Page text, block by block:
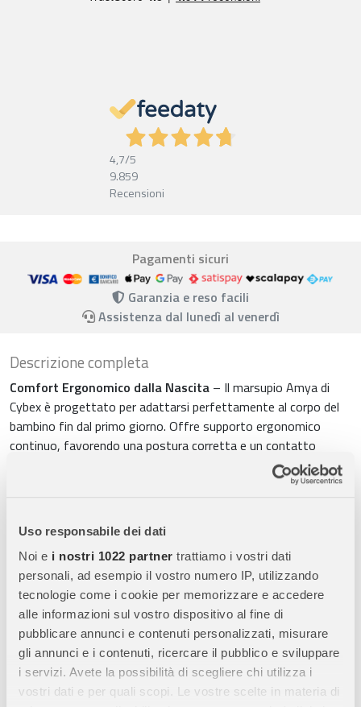
Uso responsabile dei dati
Noi e i nostri 1022 partner trattiamo i vostri dati
personali, ad esempio il vostro numero IP, utilizzando
tecnologie come i cookie per memorizzare e accedere
alle informazioni sul vostro dispositivo al fine di
pubblicare annunci e contenuti personalizzati, misurare
gli annunci e i contenuti, ricercare il pubblico e sviluppare
i servizi. Avete la possibilità di scegliere chi utilizza i
vostri dati e per quali scopi. Le vostre scelte in materia di
4,7/5
9.859
Recensioni
Pagamenti sicuri
Garanzia e reso facili
Assistenza dal lunedì al venerdì
Descrizione completa
Comfort Ergonomico dalla Nascita – Il marsupio Amya di
Cybex è progettato per adattarsi perfettamente al corpo del
bambino fin dal primo giorno. Offre supporto ergonomico
continuo, favorendo una postura corretta e un contatto
ravvicinato che rafforza il legame genitore-bambino.
regolazioni semplici e intuitive permettono di adattare Amya
alle diverse fasi di sviluppo, garantendo sempre comfort,
sicurezza e libertà di movimento.
Quattro Posizioni di Trasporto
– Amya offre
4 posizioni
ergonomiche
: frontale verso l’interno per neonati, frontale
verso l’interno, frontale verso l’esterno e trasporto sulla
schiena. Ogni posizione assicura supporto ottimale e
distribuzione equilibrata del peso.